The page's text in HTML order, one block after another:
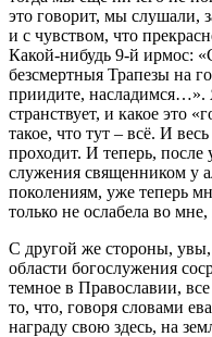
это говорит, мы слушали,
и с чувством, что
Какой-нибудь 9-й ирмос:
безсмертныя Трапезы на
приидите, насладимся…».
странствует, и какое это
такое, что тут – всё. И
проходит. И теперь, после
служения священником у
поколениям, уже теперь
только не ослабела во
С другой же стороны,
области богослужения
темное в Православии,
то, что, говоря словами
награду свою здесь, на